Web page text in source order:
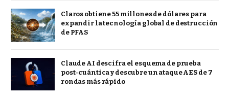
Claros obtiene 55 millones de dólares para
expandir la tecnología global de destrucción
de PFAS
Claude AI descifra el esquema de prueba
post-cuántica y descubre un ataque AES de 7
rondas más rápido